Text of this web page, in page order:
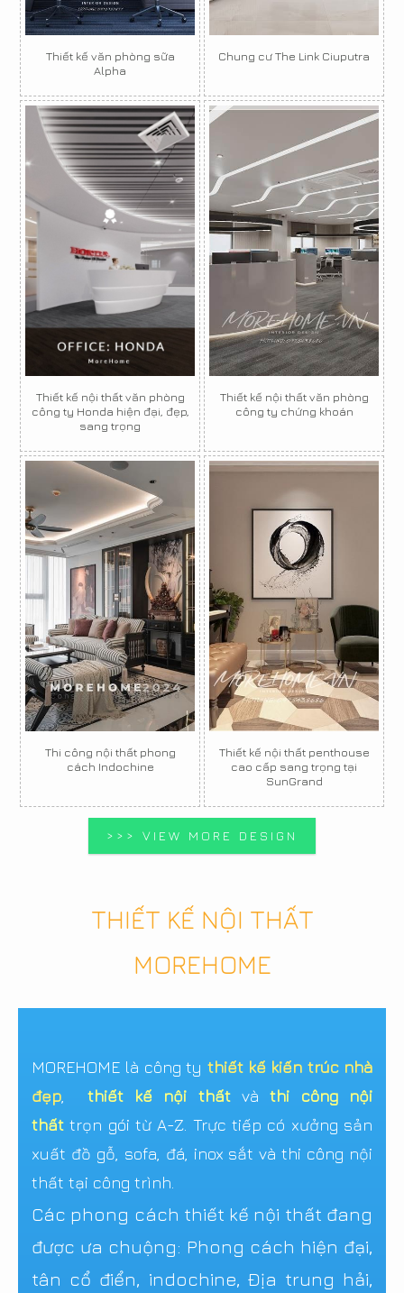
Thiết kế văn phòng sữa
Alpha
Chung cư The Link Ciuputra
Thiết kế nội thất văn phòng
công ty Honda hiện đại, đẹp,
sang trọng
Thiết kế nội thất văn phòng
công ty chứng khoán
Thi công nội thất phong
cách Indochine
Thiết kế nội thất penthouse
cao cấp sang trọng tại
SunGrand
>>> VIEW MORE DESIGN
THIẾT KẾ NỘI THẤT
MOREHOME
MOREHOME là công ty thiết kế kiến trúc nhà
đẹp, thiết kế nội thấtvàthi công nội
thất trọn gói từ A-Z. Trực tiếp có xưởng sản
xuất đồ gỗ, sofa, đá, inox sắt và thi công nội
thất tại công trình.
Các phong cách thiết kế nội thất đang
được ưa chuộng: Phong cách hiện đại,
tân cổ điển, indochine, Địa trung hải,